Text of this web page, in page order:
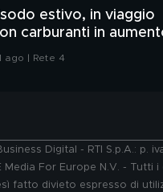
estivo, in viaggio
carburanti in
ago | Rete 4
Digital - RTI S.p.A.: p.
For Europe N.V. -
fatto divieto espresso di